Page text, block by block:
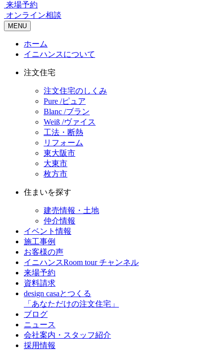
来場予約
オンライン相談
MENU
ホーム
イニハンスについて
注文住宅
注文住宅のしくみ
Pure /ピュア
Blanc /ブラン
Weiß /ヴァイス
工法・断熱
リフォーム
東大阪市
大東市
枚方市
住まいを探す
建売情報・土地
仲介情報
イベント情報
施工事例
お客様の声
イニハンスRoom tour チャンネル
来場予約
資料請求
design casaとつくる
「あなただけの注文住宅」
ブログ
ニュース
会社案内・スタッフ紹介
採用情報